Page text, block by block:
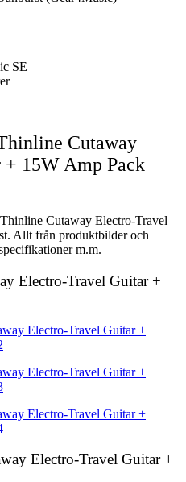
SE
Cutaway
15W Amp Pack
Cutaway Electro-Travel
Allt från produktbilder och
m.m.
Electro-Travel Guitar +
Electro-Travel Guitar +